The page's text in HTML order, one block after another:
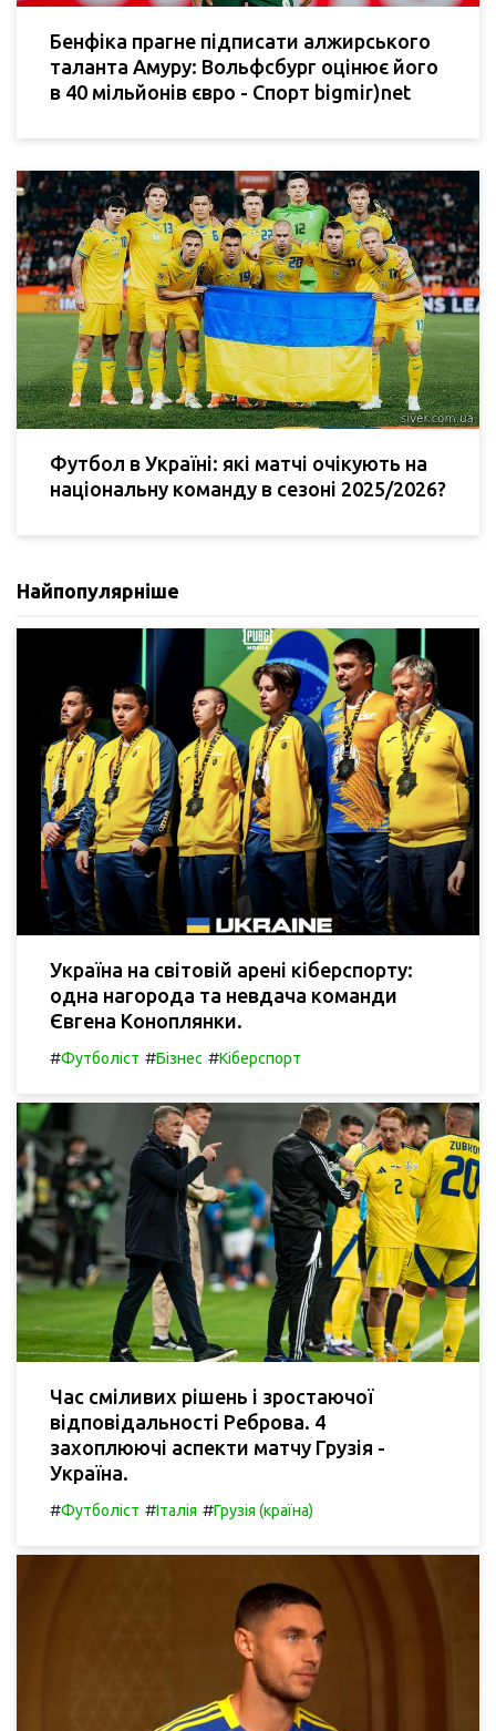
Бенфіка прагне підписати алжирського
таланта Амуру: Вольфсбург оцінює його
в 40 мільйонів євро - Спорт bigmir)net
Футбол в Україні: які матчі очікують на
національну команду в сезоні 2025/2026?
Найпопулярніше
Україна на світовій арені кіберспорту:
одна нагорода та невдача команди
Євгена Коноплянки.
#Футболіст #Бізнес #Кіберспорт
Час сміливих рішень і зростаючої
відповідальності Реброва. 4
захоплюючі аспекти матчу Грузія -
Україна.
#Футболіст #Італія #Грузія (країна)